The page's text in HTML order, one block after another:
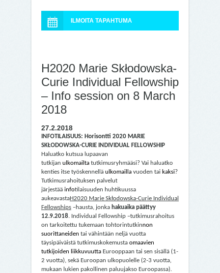
ILMOITA TAPAHTUMA
H2020 Marie Skłodowska-
Curie Individual Fellowship
– Info session on 8 March
2018
27.2.2018
INFOTILAISUUS: Horisontti 2020 MARIE
SKŁODOWSKA-CURIE INDIVIDUAL FELLOWSHIP
Haluatko kutsua lupaavan
tutkijan ulkomailta tutkimusryhmääsi? Vai haluatko
kenties itse työskennellä ulkomailla vuoden tai kaksi?
Tutkimusrahoituksen palvelut
järjestää infotilaisuuden huhtikuussa
aukeavastaH2020 Marie Skłodowska-Curie Individual
Fellowships –hausta, jonka hakuaika päättyy
12.9.2018. Individual Fellowship –tutkimusrahoitus
on tarkoitettu tukemaan tohtorintutkinnon
suorittaneiden tai vähintään neljä vuotta
täysipäiväistä tutkimuskokemusta omaavien
tutkijoiden liikkuvuutta Eurooppaan tai sen sisällä (1-
2 vuotta), sekä Euroopan ulkopuolelle (2-3 vuotta,
mukaan lukien pakollinen paluujakso Euroopassa).